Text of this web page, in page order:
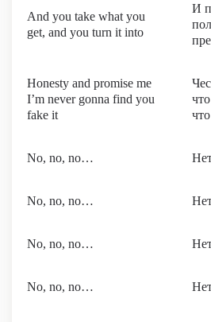
And you take what you
get, and you turn it into
И
Honesty and promise me
I’m never gonna find you
fake it
No, no, no…
No, no, no…
No, no, no…
No, no, no…